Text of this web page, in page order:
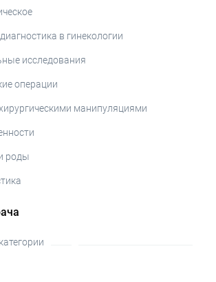
в гинекологии
исследования
операции
манипуляциями
роды